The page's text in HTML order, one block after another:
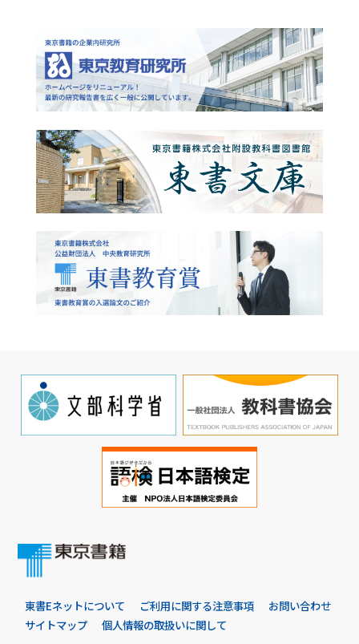
東書Eネットについて ご利用に関する注意事項
お問い合わせ
サイトマップ
個人情報の取扱いに関して